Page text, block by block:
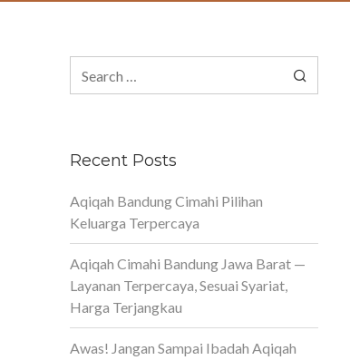
for:
Recent Posts
Aqiqah Bandung Cimahi Pilihan
Keluarga Terpercaya
Aqiqah Cimahi Bandung Jawa Barat —
Layanan Terpercaya, Sesuai Syariat,
Harga Terjangkau
Awas! Jangan Sampai Ibadah Aqiqah